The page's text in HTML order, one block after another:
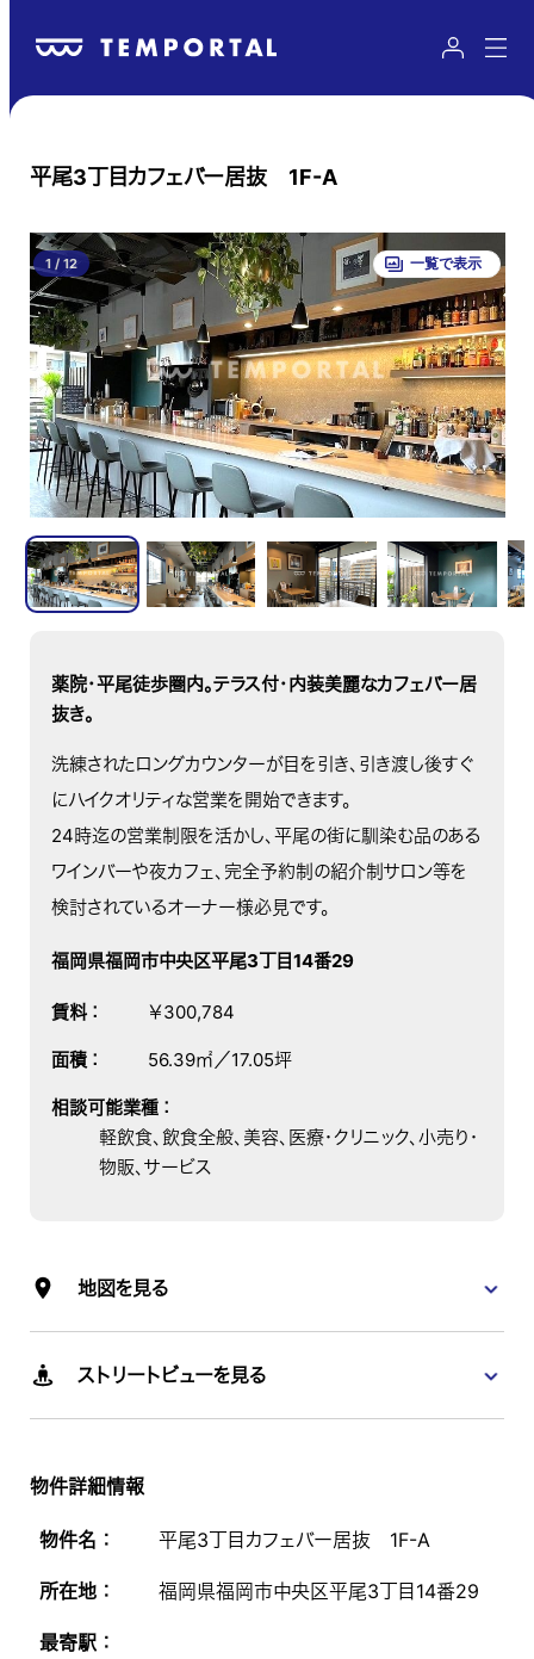
平尾3丁目カフェバー居抜 1F-A
1 / 12 一覧で表示
薬院・平尾徒歩圏内。テラス付・内装美麗なカフェバー居
抜き。
洗練されたロングカウンターが目を引き、引き渡し後すぐ
にハイクオリティな営業を開始できます。
24時迄の営業制限を活かし、平尾の街に馴染む品のある
ワインバーや夜カフェ、完全予約制の紹介制サロン等を
検討されているオーナー様必見です。
福岡県福岡市中央区平尾3丁目14番29
賃料： ￥300,784
面積： 56.39㎡／17.05坪
相談可能業種：
軽飲食、飲食全般、美容、医療・クリニック、小売り・
物販、サービス
地図を見る
ストリートビューを見る
物件詳細情報
物件名 ： 平尾3丁目カフェバー居抜 1F-A
所在地 ： 福岡県福岡市中央区平尾3丁目14番29
最寄駅 ：